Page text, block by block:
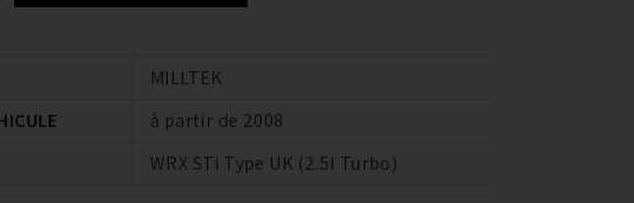
MILLTEK
à partir de 2008
WRX STi Type UK (2.5l Turbo)